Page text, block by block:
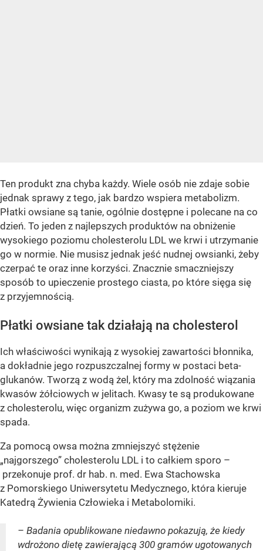
Ten produkt zna chyba każdy. Wiele osób nie zdaje sobie
jednak sprawy z tego, jak bardzo wspiera metabolizm.
Płatki owsiane są tanie, ogólnie dostępne i polecane na co
dzień. To jeden z najlepszych produktów na obniżenie
wysokiego poziomu cholesterolu LDL we krwi i utrzymanie
go w normie. Nie musisz jednak jeść nudnej owsianki, żeby
czerpać te oraz inne korzyści. Znacznie smaczniejszy
sposób to upieczenie prostego ciasta, po które sięga się
z przyjemnością.
Płatki owsiane tak działają na cholesterol
Ich właściwości wynikają z wysokiej zawartości błonnika,
a dokładnie jego rozpuszczalnej formy w postaci beta-
glukanów. Tworzą z wodą żel, który ma zdolność wiązania
kwasów żółciowych w jelitach. Kwasy te są produkowane
z cholesterolu, więc organizm zużywa go, a poziom we krwi
spada.
Za pomocą owsa można zmniejszyć stężenie
„najgorszego” cholesterolu LDL i to całkiem sporo –
przekonuje prof. dr hab. n. med. Ewa Stachowska
z Pomorskiego Uniwersytetu Medycznego, która kieruje
Katedrą Żywienia Człowieka i Metabolomiki.
– Badania opublikowane niedawno pokazują, że kiedy
wdrożono dietę zawierającą 300 gramów ugotowanych